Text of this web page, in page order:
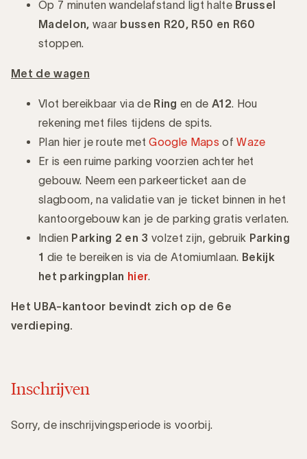
Op 7 minuten wandelafstand ligt halte Brussel
Madelon, waar bussen R20, R50 en R60
stoppen.
Met de wagen
Vlot bereikbaar via de Ring en de A12. Hou
rekening met files tijdens de spits.
Plan hier je route metGoogle Maps ofWaze
Er is een ruime parking voorzien achter het
gebouw. Neem een parkeerticket aan de
slagboom, na validatie van je ticket binnen in het
kantoorgebouw kan je de parking gratis verlaten.
Indien Parking 2 en 3 volzet zijn, gebruik Parking
1 die te bereiken is via de Atomiumlaan. Bekijk
het parkingplan hier.
Het UBA-kantoor bevindt zich op de 6e
verdieping.
Inschrijven
Sorry, de inschrijvingsperiode is voorbij.